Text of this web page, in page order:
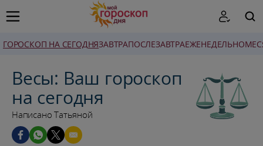
ГОРОСКОП НА СЕГОДНЯЗАВТРАПОСЛЕЗАВТРАЕЖЕНЕДЕЛЬНО
Весы: Ваш гороскоп
на сегодня
Написано Татьяной